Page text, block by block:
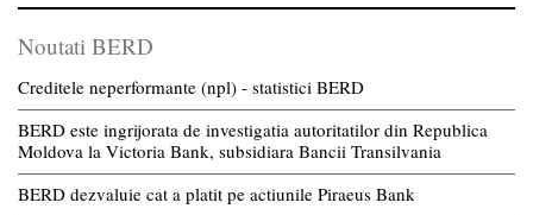
Noutati BERD
Creditele neperformante (npl) - statistici BERD
BERD este ingrijorata de investigatia autoritatilor din Republica
Moldova la Victoria Bank, subsidiara Bancii Transilvania
BERD dezvaluie cat a platit pe actiunile Piraeus Bank